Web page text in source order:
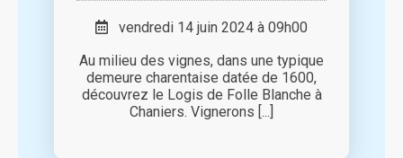
vendredi 14 juin 2024 à 09h00
Au milieu des vignes, dans une typique
demeure charentaise datée de 1600,
découvrez le Logis de Folle Blanche à
Chaniers. Vignerons [...]